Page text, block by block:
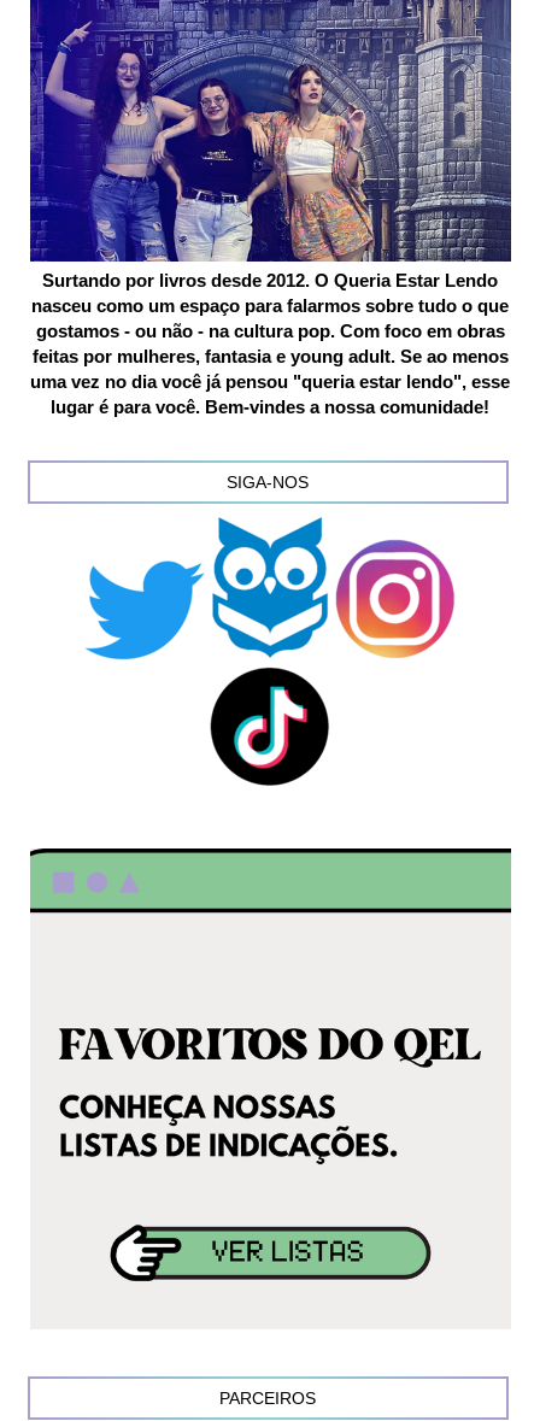
Surtando por livros desde 2012. O Queria Estar Lendo
nasceu como um espaço para falarmos sobre tudo o que
gostamos - ou não - na cultura pop. Com foco em obras
feitas por mulheres, fantasia e young adult. Se ao menos
uma vez no dia você já pensou "queria estar lendo", esse
lugar é para você. Bem-vindes a nossa comunidade!
SIGA-NOS
PARCEIROS